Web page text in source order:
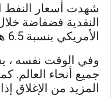
شهدت أسعار النفط
النقدية فضفاضة
الأمريكي بنسبة 6.5 هذا العام ، بينما يمكن أن يصل معدل البطالة إلى 9.3٪ بحلول نهاية العام.
وفي الوقت نفسه ،
جميع أنحاء
المزيد من الإغلاق